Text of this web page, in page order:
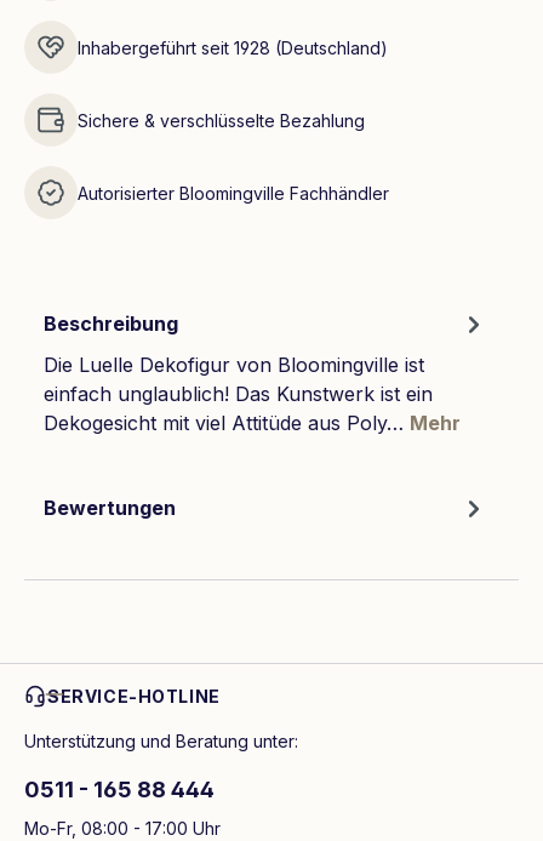
Inhabergeführt seit 1928 (Deutschland)
Sichere & verschlüsselte Bezahlung
Autorisierter Bloomingville Fachhändler
Beschreibung
Die Luelle Dekofigur von Bloomingville ist
einfach unglaublich! Das Kunstwerk ist ein
Dekogesicht mit viel Attitüde aus Poly… Mehr
Bewertungen
SERVICE-HOTLINE
Unterstützung und Beratung unter:
0511 - 165 88 444
Mo-Fr, 08:00 - 17:00 Uhr